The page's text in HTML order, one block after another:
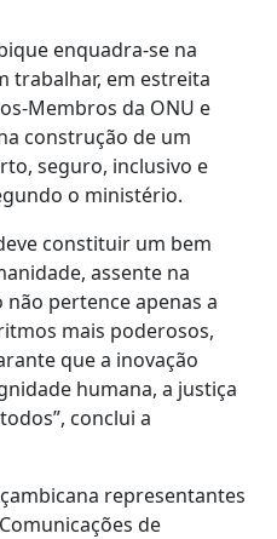
enquadra-se na
trabalhar, em estreita
Membros da ONU e
construção de um
seguro, inclusivo e
o ministério.
constituir um bem
assente na
pertence apenas a
mais poderosos,
que a inovação
humana, a justiça
conclui a
representantes
de